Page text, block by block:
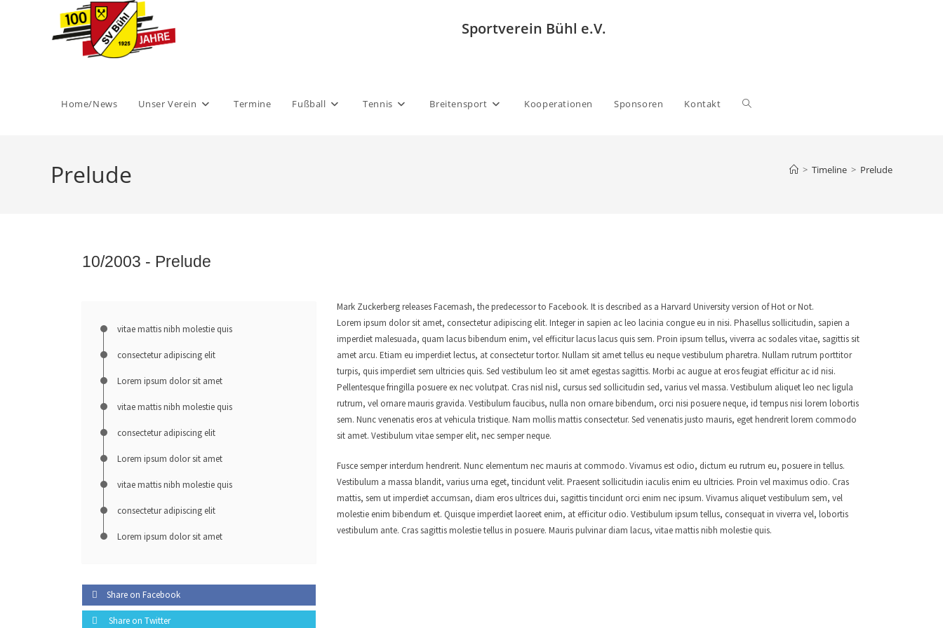
Sportverein Bühl e.V.
Home/News Unser Verein Termine Fußball Tennis Breitensport Kooperationen Sponsoren Kontakt Website-
umschalten
Prelude > Timeline > Prelude
10/2003 - Prelude
vitae mattis nibh molestie quis
consectetur adipiscing elit
Lorem ipsum dolor sit amet
vitae mattis nibh molestie quis
consectetur adipiscing elit
Lorem ipsum dolor sit amet
vitae mattis nibh molestie quis
consectetur adipiscing elit
Lorem ipsum dolor sit amet
Share on Facebook
Share on Twitter
Mark Zuckerberg releases Facemash, the predecessor to Facebook. It is described as a Harvard University version of Hot or Not.
Lorem ipsum dolor sit amet, consectetur adipiscing elit. Integer in sapien ac leo lacinia congue eu in nisi. Phasellus sollicitudin, sapien a
imperdiet malesuada, quam lacus bibendum enim, vel efficitur lacus lacus quis sem. Proin ipsum tellus, viverra ac sodales vitae, sagittis sit
amet arcu. Etiam eu imperdiet lectus, at consectetur tortor. Nullam sit amet tellus eu neque vestibulum pharetra. Nullam rutrum porttitor
turpis, quis imperdiet sem ultricies quis. Sed vestibulum leo sit amet egestas sagittis. Morbi ac augue at eros feugiat efficitur ac id nisi.
Pellentesque fringilla posuere ex nec volutpat. Cras nisl nisl, cursus sed sollicitudin sed, varius vel massa. Vestibulum aliquet leo nec ligula
rutrum, vel ornare mauris gravida. Vestibulum faucibus, nulla non ornare bibendum, orci nisi posuere neque, id tempus nisi lorem lobortis
sem. Nunc venenatis eros at vehicula tristique. Nam mollis mattis consectetur. Sed venenatis justo mauris, eget hendrerit lorem commodo
sit amet. Vestibulum vitae semper elit, nec semper neque.
Fusce semper interdum hendrerit. Nunc elementum nec mauris at commodo. Vivamus est odio, dictum eu rutrum eu, posuere in tellus.
Vestibulum a massa blandit, varius urna eget, tincidunt velit. Praesent sollicitudin iaculis enim eu ultricies. Proin vel maximus odio. Cras
mattis, sem ut imperdiet accumsan, diam eros ultrices dui, sagittis tincidunt orci enim nec ipsum. Vivamus aliquet vestibulum sem, vel
molestie enim bibendum et. Quisque imperdiet laoreet enim, at efficitur odio. Vestibulum ipsum tellus, consequat in viverra vel, lobortis
vestibulum ante. Cras sagittis molestie tellus in posuere. Mauris pulvinar diam lacus, vitae mattis nibh molestie quis.